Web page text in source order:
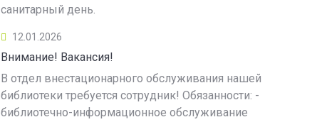
санитарный день.
12.01.2026
Внимание! Вакансия!
В отдел внестационарного обслуживания нашей
библиотеки требуется сотрудник! Обязанности: -
библиотечно-информационное обслуживание